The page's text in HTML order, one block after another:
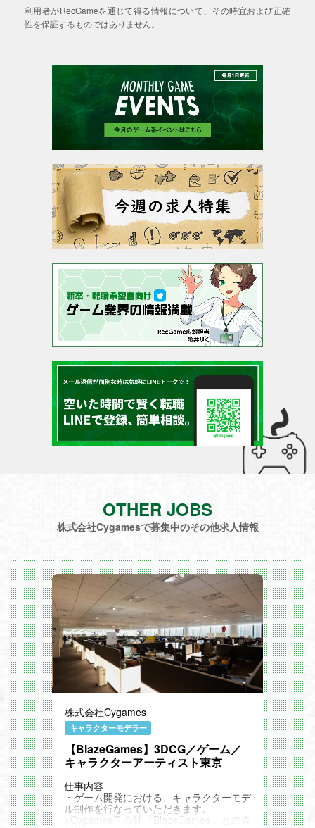
利用者がRecGameを通じて得る情報について、その時宜および正確
性を保証するものではありません。
OTHER JOBS
株式会社Cygamesで募集中のその他求人情報
株式会社Cygames
キャラクターモデラー
【BlazeGames】3DCG／ゲーム／
キャラクターアーティスト東京
仕事内容
・ゲーム開発における、キャラクターモデ
ル制作を行なっていただきます。
※Cygames子会社「BlazeGames」との直